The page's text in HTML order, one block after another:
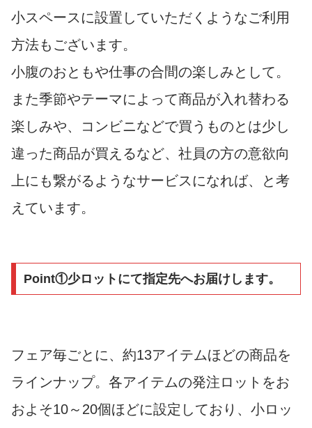
小スペースに設置していただくようなご利用
方法もございます。
小腹のおともや仕事の合間の楽しみとして。
また季節やテーマによって商品が入れ替わる
楽しみや、コンビニなどで買うものとは少し
違った商品が買えるなど、社員の方の意欲向
上にも繋がるようなサービスになれば、と考
えています。
Point①少ロットにて指定先へお届けします。
フェア毎ごとに、約13アイテムほどの商品を
ラインナップ。各アイテムの発注ロットをお
およそ10～20個ほどに設定しており、小ロッ